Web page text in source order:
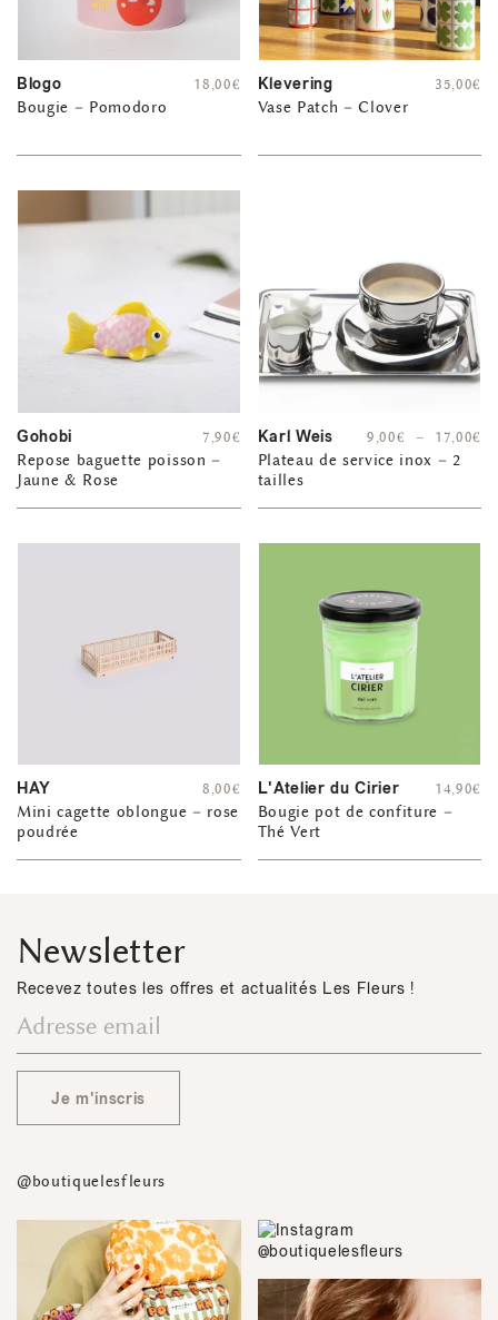
Blogo
Bougie – Pomodoro
18,00€ Klevering
Vase Patch – Clover
35,00€
Gohobi
Repose baguette poisson –
Jaune & Rose
7,90€ Karl Weis
Plateau de service inox – 2
tailles
9,00€ – 17,00€
HAY
Mini cagette oblongue – rose
poudrée
8,00€ L'Atelier du Cirier
Bougie pot de confiture –
Thé Vert
14,90€
Newsletter
Recevez toutes les offres et actualités Les Fleurs !
Je m'inscris
@boutiquelesfleurs